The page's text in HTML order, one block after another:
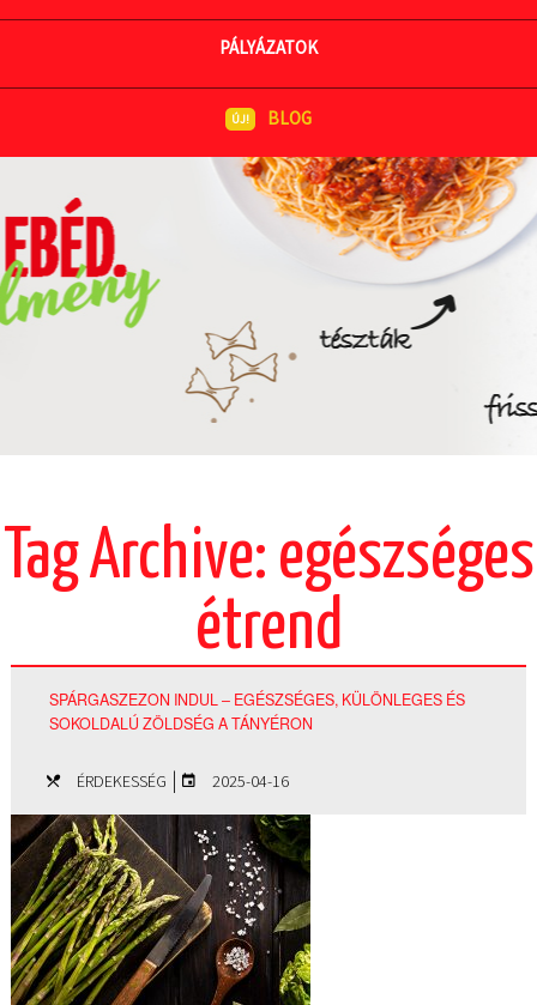
PÁLYÁZATOK
BLOG
Tag Archive: egészséges
étrend
SPÁRGASZEZON INDUL – EGÉSZSÉGES, KÜLÖNLEGES ÉS
SOKOLDALÚ ZÖLDSÉG A TÁNYÉRON
ÉRDEKESSÉG | 2025-04-16